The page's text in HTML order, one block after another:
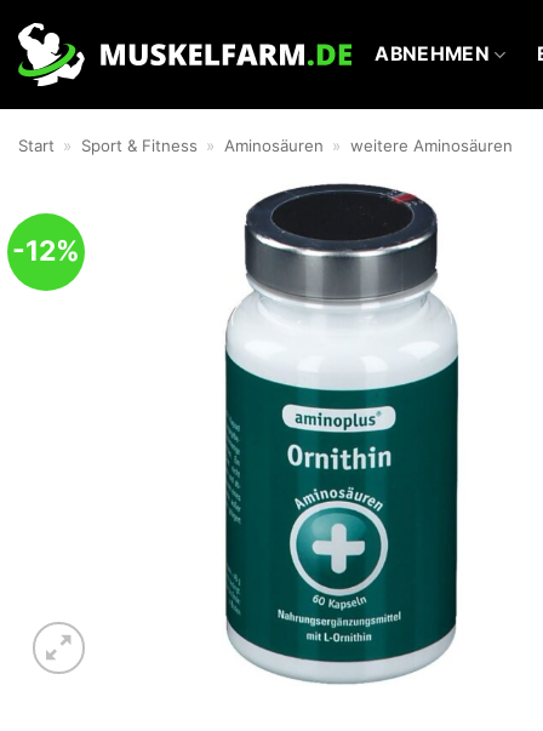
Inhalt
springen
ABNEHMEN
Start » Sport & Fitness » Aminosäuren » weitere Aminosäuren
-12%